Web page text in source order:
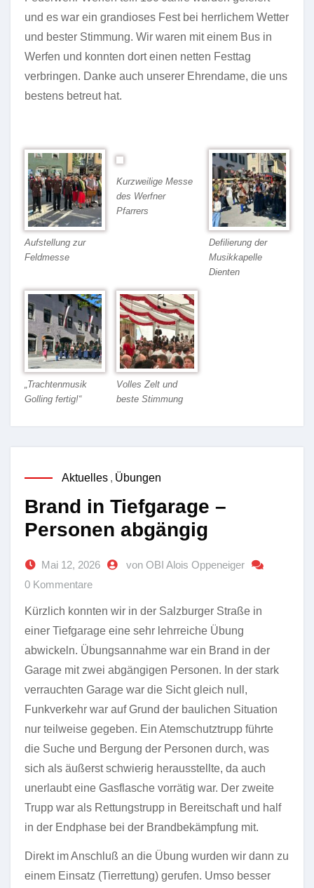
und es war ein grandioses Fest bei herrlichem Wetter
und bester Stimmung. Wir waren mit einem Bus in
Werfen und konnten dort einen netten Festtag
verbringen. Danke auch unserer Ehrendame, die uns
bestens betreut hat.
Aufstellung zur
Feldmesse
Kurzweilige Messe
des Werfner
Pfarrers
Defilierung der
Musikkapelle
Dienten
„Trachtenmusik
Golling fertig!“
Volles Zelt und
beste Stimmung
Aktuelles , Übungen
Brand in Tiefgarage –
Personen abgängig
Mai 12, 2026
von OBI Alois Oppeneiger
0 Kommentare
Kürzlich konnten wir in der Salzburger Straße in
einer Tiefgarage eine sehr lehrreiche Übung
abwickeln. Übungsannahme war ein Brand in der
Garage mit zwei abgängigen Personen. In der stark
verrauchten Garage war die Sicht gleich null,
Funkverkehr war auf Grund der baulichen Situation
nur teilweise gegeben. Ein Atemschutztrupp führte
die Suche und Bergung der Personen durch, was
sich als äußerst schwierig herausstellte, da auch
unerlaubt eine Gasflasche vorrätig war. Der zweite
Trupp war als Rettungstrupp in Bereitschaft und half
in der Endphase bei der Brandbekämpfung mit.
Direkt im Anschluß an die Übung wurden wir dann zu
einem Einsatz (Tierrettung) gerufen. Umso besser